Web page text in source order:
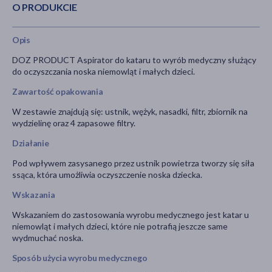
O PRODUKCIE
Opis
DOZ PRODUCT Aspirator do kataru to wyrób medyczny służący
do oczyszczania noska niemowląt i małych dzieci.
Zawartość opakowania
W zestawie znajdują się: ustnik, wężyk, nasadki, filtr, zbiornik na
wydzielinę oraz 4 zapasowe filtry.
Działanie
Pod wpływem zasysanego przez ustnik powietrza tworzy się siła
ssąca, która umożliwia oczyszczenie noska dziecka.
Wskazania
Wskazaniem do zastosowania wyrobu medycznego jest katar u
niemowląt i małych dzieci, które nie potrafią jeszcze same
wydmuchać noska.
Sposób użycia wyrobu medycznego